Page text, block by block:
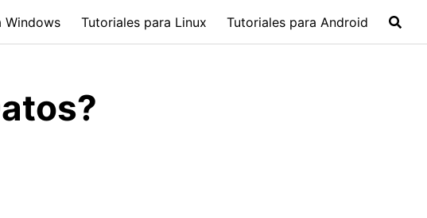
Windows Tutoriales para Linux Tutoriales para Android